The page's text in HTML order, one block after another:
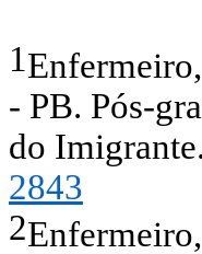
1
- PB. Pós-
do
2843
2